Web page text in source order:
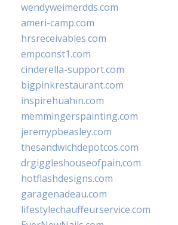
wendyweimerdds.com
ameri-camp.com
hrsreceivables.com
empconst1.com
cinderella-support.com
bigpinkrestaurant.com
inspirehuahin.com
memmingerspainting.com
jeremypbeasley.com
thesandwichdepotcos.com
drgiggleshouseofpain.com
hotflashdesigns.com
garagenadeau.com
lifestylechauffeurservice.com